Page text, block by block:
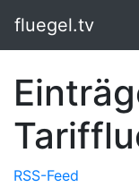
fluegel.tv
RSS-Feed